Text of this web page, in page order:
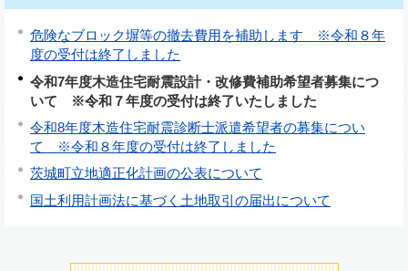
危険なブロック塀等の撤去費用を補助します ※令和８年
度の受付は終了しました
令和7年度木造住宅耐震設計・改修費補助希望者募集につ
いて ※令和７年度の受付は終了いたしました
令和8年度木造住宅耐震診断士派遣希望者の募集につい
て ※令和８年度の受付は終了しました
茨城町立地適正化計画の公表について
国土利用計画法に基づく土地取引の届出について